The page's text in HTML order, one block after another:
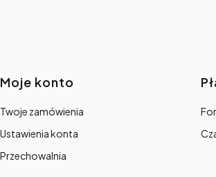
Linki w
Moje konto
Twoje zamówienia
Ustawienia konta
Przechowalnia